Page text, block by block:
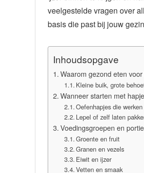
veelgestelde vragen over
basis die past bij jouw
Inhoudsopgave
Waarom gezond eten
Kleine buik, grote
Wanneer starten met
Oefenhapjes die werken
Lepel of zelf laten
Voedingsgroepen en
Groente en fruit
Granen en vezels
Eiwit en ijzer
Vetten en smaak